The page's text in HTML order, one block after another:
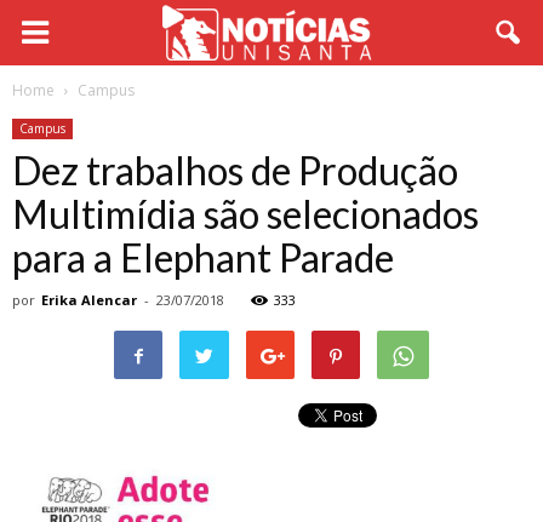
Home Campus
Campus
Dez trabalhos de Produção
Multimídia são selecionados
para a Elephant Parade
por Erika Alencar - 23/07/2018 333